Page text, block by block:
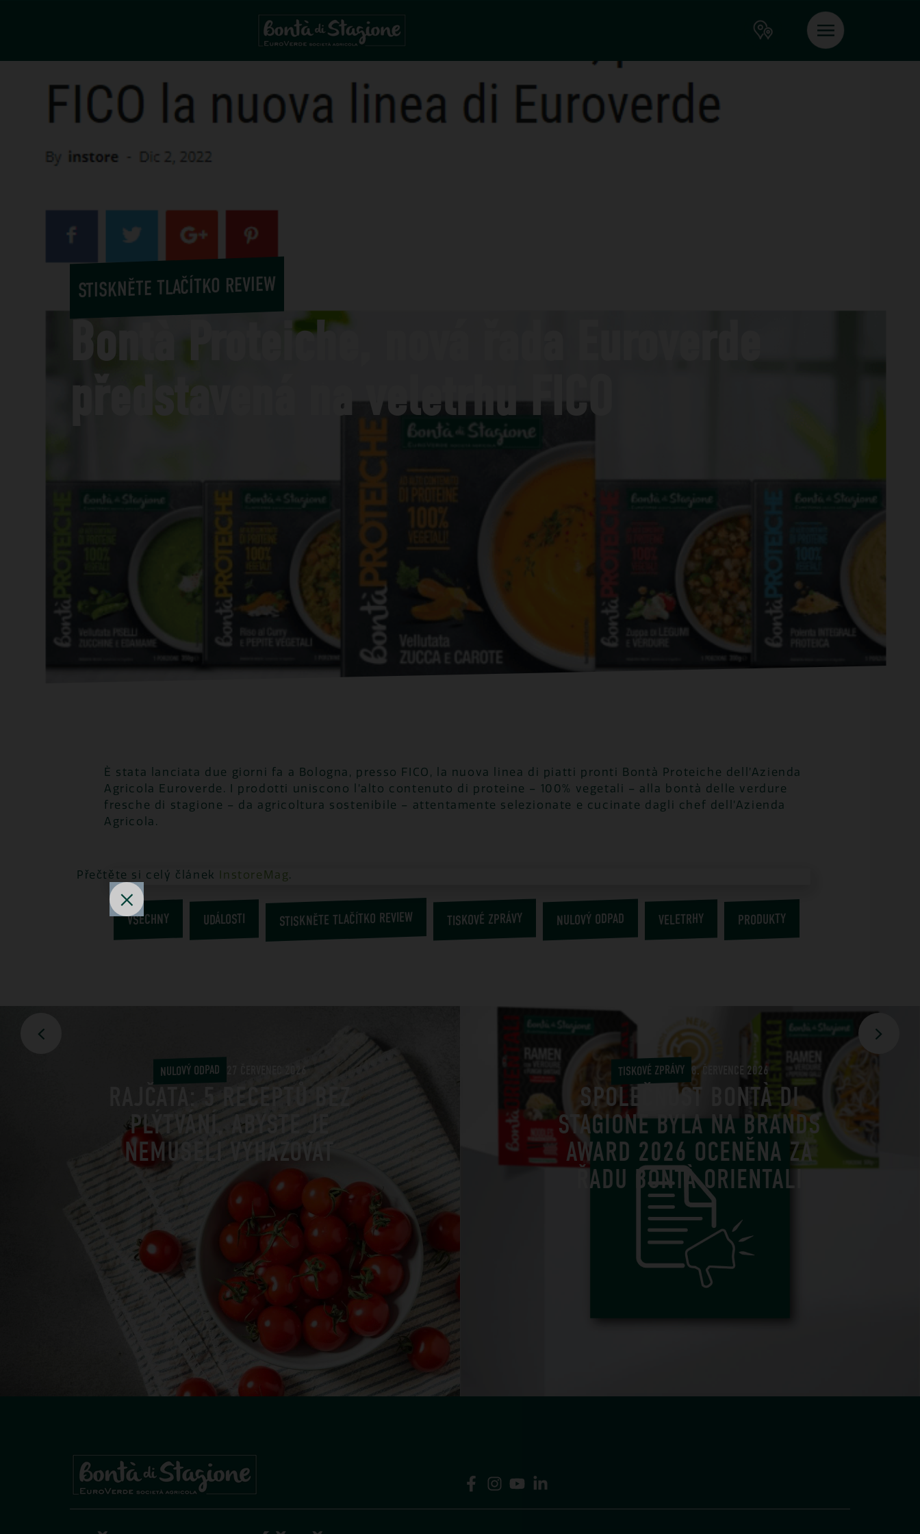
STISKNĚTE TLAČÍTKO REVIEW
Bontà Proteiche, nová řada Euroverde
představená na veletrhu FICO
È stata lanciata due giorni fa a Bologna, presso FICO, la nuova linea di piatti pronti Bontà Proteiche dell’Azienda
Agricola Euroverde. I prodotti uniscono l’alto contenuto di proteine – 100% vegetali – alla bontà delle verdure
fresche di stagione – da agricoltura sostenibile – attentamente selezionate e cucinate dagli chef dell’Azienda
Agricola.
Přečtěte si celý článek InstoreMag.
VŠECHNY UDÁLOSTI STISKNĚTE TLAČÍTKO REVIEW TISKOVÉ ZPRÁVY NULOVÝ ODPAD VELETRHY PRODUKTY
NULOVÝ ODPAD
RAJČATA: 5 RECEPTŮ BEZ
PLÝTVÁNÍ, ABYSTE JE
NEMUSELI VYHAZOVAT
TISKOVÉ ZPRÁVY 8. ČERVENCE 2026
SPOLEČNOST BONTÀ DI
STAGIONE BYLA NA BRANDS
AWARD 2026 OCENĚNA ZA
ŘADU BONTÀ ORIENTALI